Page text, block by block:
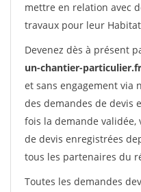
mettre en relation avec
travaux pour leur
Devenez dès à présent
un-chantier-particulier.fr
et sans engagement via
des demandes de devis
fois la demande validée,
de devis enregistrées
tous les partenaires du
Toutes les demandes